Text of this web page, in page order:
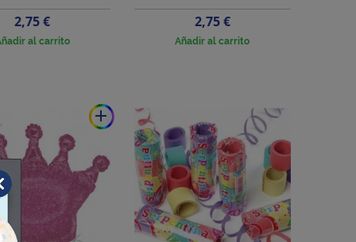
Precio
2,75 €
al carrito
Precio
2,75 €
Añadir al carrito
add